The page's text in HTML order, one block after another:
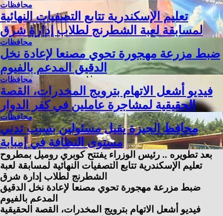
محافظات
تعليم الإسكندرية تتابع التصفيات النهائية
لمسابقة لعبة الشطرنج لطلاب إدارة شرق
محافظات
ضبط مزرعة مهجورة تحوي مصنعا لإعادة نخل
الدقيق المدعم بالفيوم
محافظات
فيديو أشعل الاتهام بترويج المخدرات، القصة
الحقيقية لمشاجرة عاملين في كفر الدوار
محافظات
محافظ الجيزة يقيل مسئولين بسبب تدني
مستوى النظافة في إمبابة
تعليم الإسكندرية تتابع التصفيات النهائية لمسابقة لعبة
الشطرنج لطلاب إدارة شرق
ضبط مزرعة مهجورة تحوي مصنعا لإعادة نخل الدقيق
المدعم بالفيوم
فيديو أشعل الاتهام بترويج المخدرات، القصة الحقيقية